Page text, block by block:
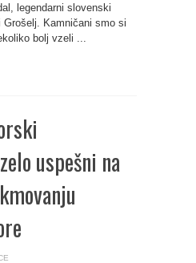
legendarni slovenski
Kamničani smo si
bolj vzeli ...
uspešni na